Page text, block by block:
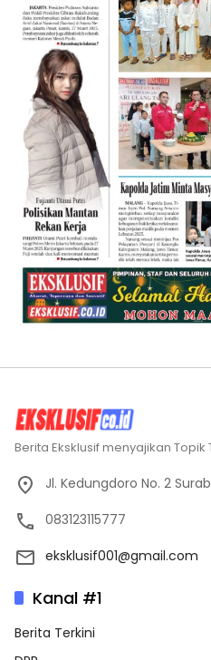
Berita Eksklusif menyajikan
Jl. Kedungdoro No. 2
083123115777
eksklusif001@gmail.com
Kanal #1
Berita Terkini